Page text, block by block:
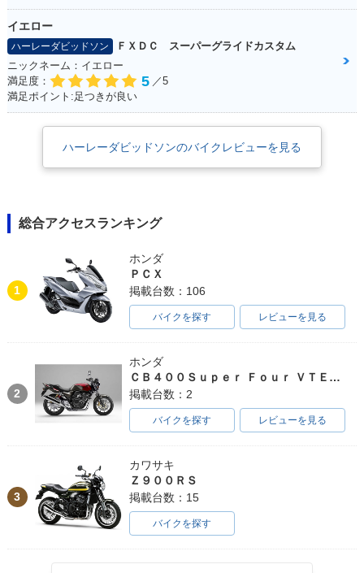
イエロー
ハーレーダビッドソン
ＦＸＤＣ スーパーグライドカスタム
ニックネーム：イエロー
満足度：
5 ／5
満足ポイント:足つきが良い
ハーレーダビッドソンのバイクレビューを見る
総合アクセスランキング
1
ホンダ
ＰＣＸ
掲載台数：106
バイクを探す レビューを見る
2
ホンダ
ＣＢ４００Ｓｕｐｅｒ Ｆｏｕｒ ＶＴＥＣ ＳＰＥＣ３
掲載台数：2
バイクを探す レビューを見る
3
カワサキ
Ｚ９００ＲＳ
掲載台数：15
バイクを探す